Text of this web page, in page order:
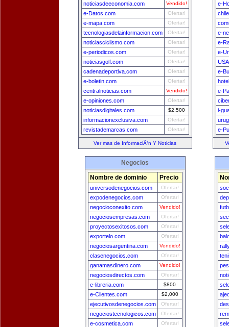
noticiasdeeconomia.com Vendido!
e-Datos.com Ofertar!
e-mapa.com Ofertar!
tecnologiasdelainformacion.com Ofertar!
noticiasciclismo.com Ofertar!
e-periodicos.com Ofertar!
noticiasgolf.com Ofertar!
cadenadeportiva.com Ofertar!
e-boletin.com Ofertar!
centralnoticias.com Vendido!
e-opiniones.com Ofertar!
noticiasdigitales.com $2,500
informacionexclusiva.com Ofertar!
revistademarcas.com Ofertar!
Ver mas de InformaciÃ³n Y Noticias
e-
e-
e-
e-
e-
e-
i-
e-
Negocios
Nombre de dominio Precio
universodenegocios.com Ofertar!
expodenegocios.com Ofertar!
negocioconexito.com Vendido!
negociosempresas.com Ofertar!
proyectosexitosos.com Ofertar!
exportelo.com Ofertar!
negociosargentina.com Vendido!
clasenegocios.com Ofertar!
ganamasdinero.com Vendido!
negociosdirectos.com Ofertar!
e-libreria.com $800
e-Clientes.com $2,000
ejecutivosdenegocios.com Ofertar!
negociostecnologicos.com Ofertar!
e-cosmetica.com Ofertar!